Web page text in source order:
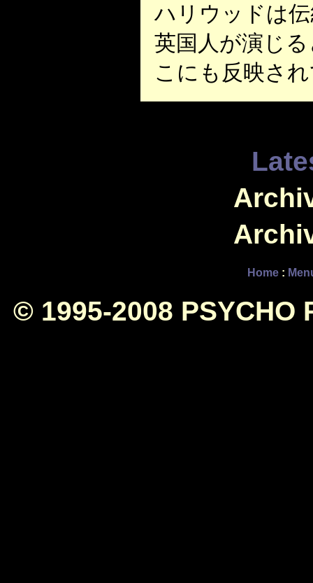
ハリウッドは
英国人が演じ
こにも反映さ
Home:
© 1995-2008 PSYCHO